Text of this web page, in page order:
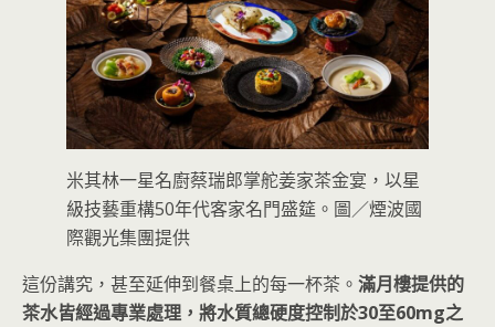
米其林一星名廚蔡瑞郎掌舵姜家茶金宴，以星
級技藝重構50年代客家名門盛筵。圖／煙波國
際觀光集團提供
這份講究，甚至延伸到餐桌上的每一杯茶。 滿月樓提供的
茶水皆經過專業處理，將水質總硬度控制於30至60mg之